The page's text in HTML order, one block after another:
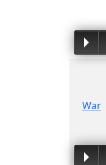
War